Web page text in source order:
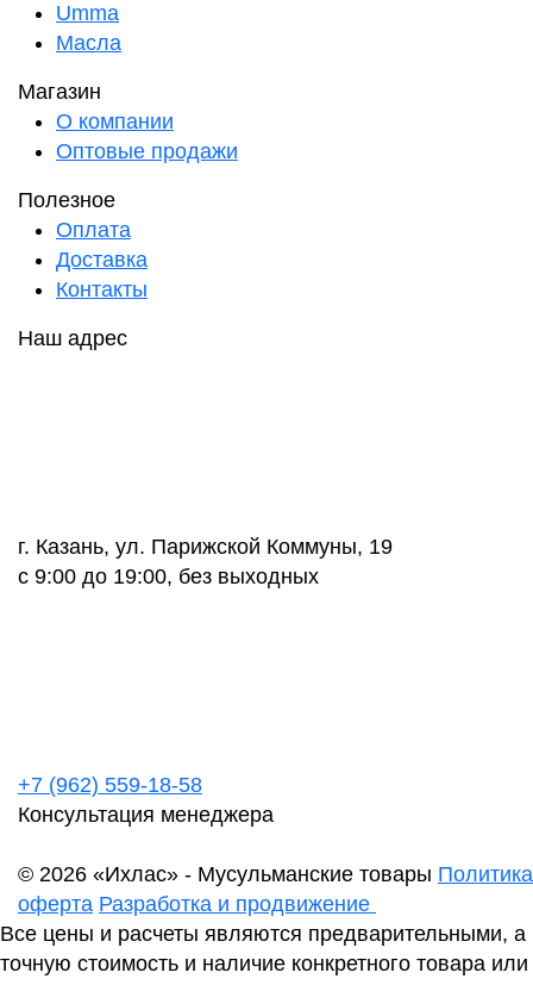
Umma
Масла
Магазин
О компании
Оптовые продажи
Полезное
Оплата
Доставка
Контакты
Наш адрес
г. Казань, ул. Парижской Коммуны, 19
с 9:00 до 19:00, без выходных
+7 (962) 559-18-58
Консультация менеджера
© 2026 «Ихлас» - Мусульманские товары
оферта Разработка и продвижение
Все цены и расчеты являются предварительными, а
точную стоимость и наличие конкретного товара или